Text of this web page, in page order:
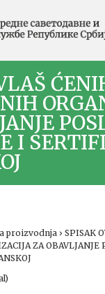
I
proizvodnja › SPISAK
ZA OBAVLJANJE